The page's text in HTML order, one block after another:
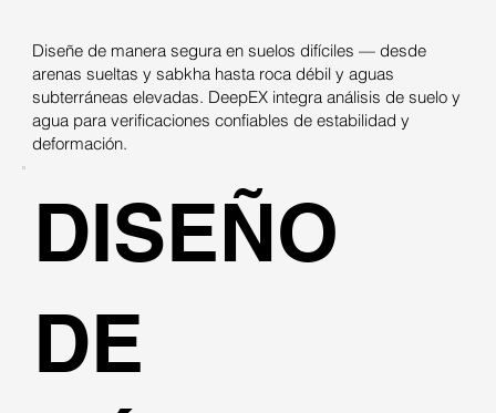
Diseñe de manera segura en suelos difíciles — desde
arenas sueltas y sabkha hasta roca débil y aguas
subterráneas elevadas. DeepEX integra análisis de suelo y
agua para verificaciones confiables de estabilidad y
deformación.
DISEÑO
DE